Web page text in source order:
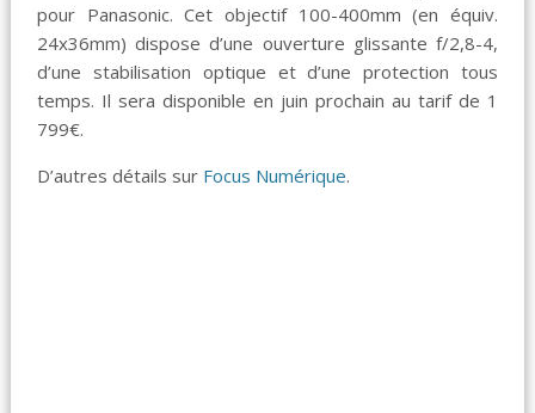
pour Panasonic. Cet objectif 100-400mm (en équiv.
24x36mm) dispose d’une ouverture glissante f/2,8-4,
d’une stabilisation optique et d’une protection tous
temps. Il sera disponible en juin prochain au tarif de 1
799€.
D’autres détails sur Focus Numérique.